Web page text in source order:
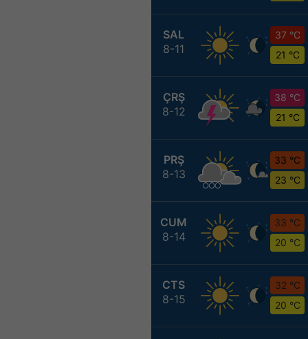
SAL
8-11
37 °C
21 °C
ÇRŞ
8-12
38 °C
21 °C
PRŞ
8-13
33 °C
23 °C
CUM
8-14
33 °C
20 °C
CTS
8-15
32 °C
20 °C